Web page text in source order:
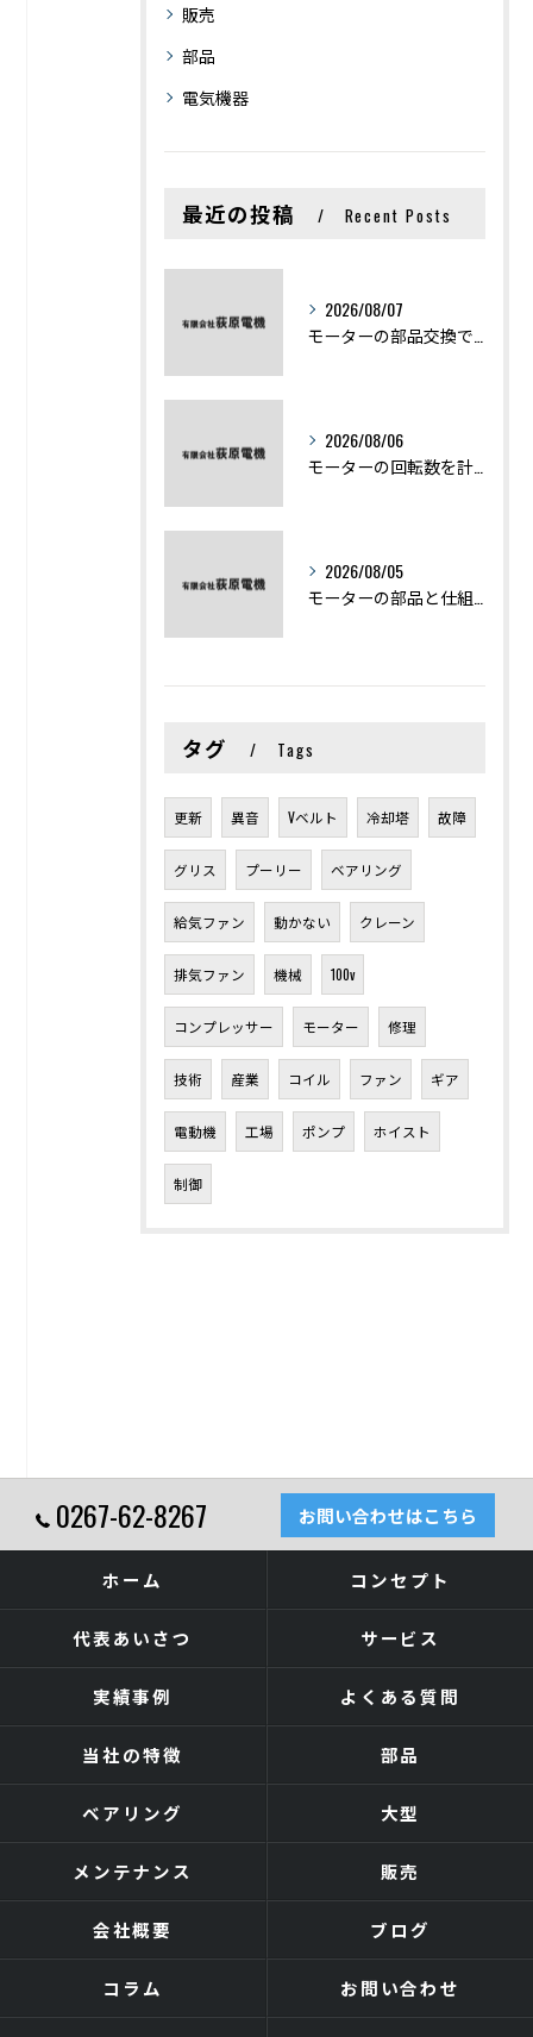
販売
部品
電気機器
最近の投稿 Recent Posts
2026/08/07
2026/08/06
2026/08/05
タグ Tags
更新 異音 Vベルト 冷却塔 故障
グリス プーリー ベアリング
給気ファン 動かない クレーン
排気ファン 機械 100v
コンプレッサー モーター 修理
技術 産業 コイル ファン ギア
電動機 工場 ポンプ ホイスト
制御
0267-62-8267 お問い合わせはこちら
ホーム コンセプト
代表あいさつ サービス
実績事例 よくある質問
当社の特徴 部品
ベアリング 大型
メンテナンス 販売
会社概要 ブログ
コラム お問い合わせ